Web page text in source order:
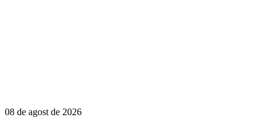
08 de agost de 2026